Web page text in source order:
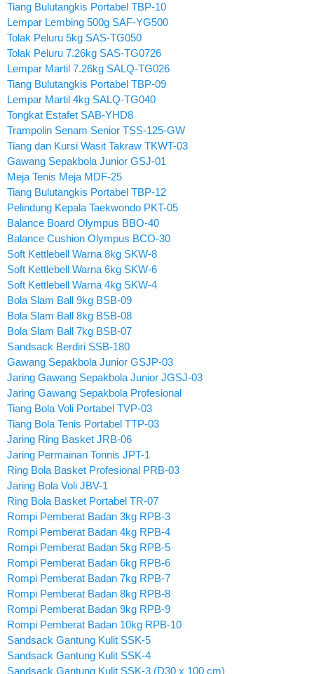
Tiang Bulutangkis Portabel TBP-10
Lempar Lembing 500g SAF-YG500
Tolak Peluru 5kg SAS-TG050
Tolak Peluru 7.26kg SAS-TG0726
Lempar Martil 7.26kg SALQ-TG026
Tiang Bulutangkis Portabel TBP-09
Lempar Martil 4kg SALQ-TG040
Tongkat Estafet SAB-YHD8
Trampolin Senam Senior TSS-125-GW
Tiang dan Kursi Wasit Takraw TKWT-03
Gawang Sepakbola Junior GSJ-01
Meja Tenis Meja MDF-25
Tiang Bulutangkis Portabel TBP-12
Pelindung Kepala Taekwondo PKT-05
Balance Board Olympus BBO-40
Balance Cushion Olympus BCO-30
Soft Kettlebell Warna 8kg SKW-8
Soft Kettlebell Warna 6kg SKW-6
Soft Kettlebell Warna 4kg SKW-4
Bola Slam Ball 9kg BSB-09
Bola Slam Ball 8kg BSB-08
Bola Slam Ball 7kg BSB-07
Sandsack Berdiri SSB-180
Gawang Sepakbola Junior GSJP-03
Jaring Gawang Sepakbola Junior JGSJ-03
Jaring Gawang Sepakbola Profesional
Tiang Bola Voli Portabel TVP-03
Tiang Bola Tenis Portabel TTP-03
Jaring Ring Basket JRB-06
Jaring Permainan Tonnis JPT-1
Ring Bola Basket Profesional PRB-03
Jaring Bola Voli JBV-1
Ring Bola Basket Portabel TR-07
Rompi Pemberat Badan 3kg RPB-3
Rompi Pemberat Badan 4kg RPB-4
Rompi Pemberat Badan 5kg RPB-5
Rompi Pemberat Badan 6kg RPB-6
Rompi Pemberat Badan 7kg RPB-7
Rompi Pemberat Badan 8kg RPB-8
Rompi Pemberat Badan 9kg RPB-9
Rompi Pemberat Badan 10kg RPB-10
Sandsack Gantung Kulit SSK-5
Sandsack Gantung Kulit SSK-4
Sandsack Gantung Kulit SSK-3 (D30 x 100 cm)